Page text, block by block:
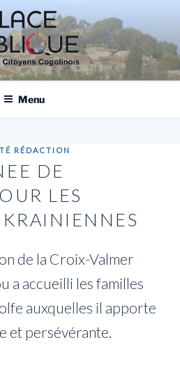
COLLECTIF DE
COGOLINOIS
Menu
RÉDACTION
DE
LES
de la Croix-Valmer
a accueilli les familles
auxquelles il apporte
et persévérante.